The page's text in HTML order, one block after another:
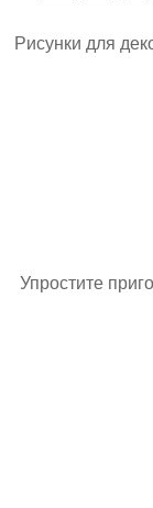
Рисунки для
Упростите